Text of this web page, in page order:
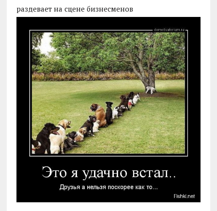
раздевает на сцене бизнесменов